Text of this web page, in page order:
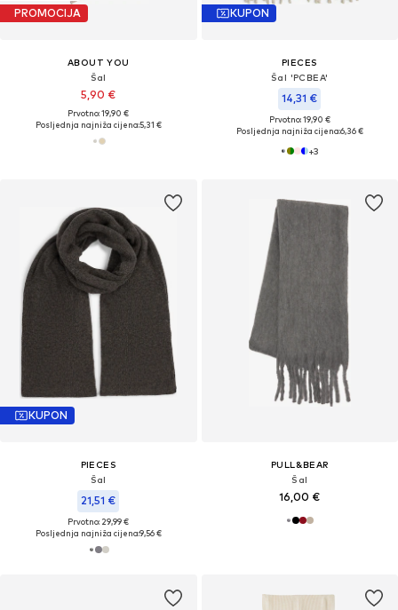
PROMOCIJA
ABOUT YOU
Šal
5,90 €
Prvotno: 19,90 €
Posljednja najniža cijena:5,31 €
KUPON
PIECES
Šal 'PCBEA'
14,31 €
Prvotno: 19,90 €
Posljednja najniža cijena:6,36 €
+3
KUPON
PIECES
Šal
21,51 €
Prvotno: 29,99 €
Posljednja najniža cijena:9,56 €
PULL&BEAR
Šal
16,00 €